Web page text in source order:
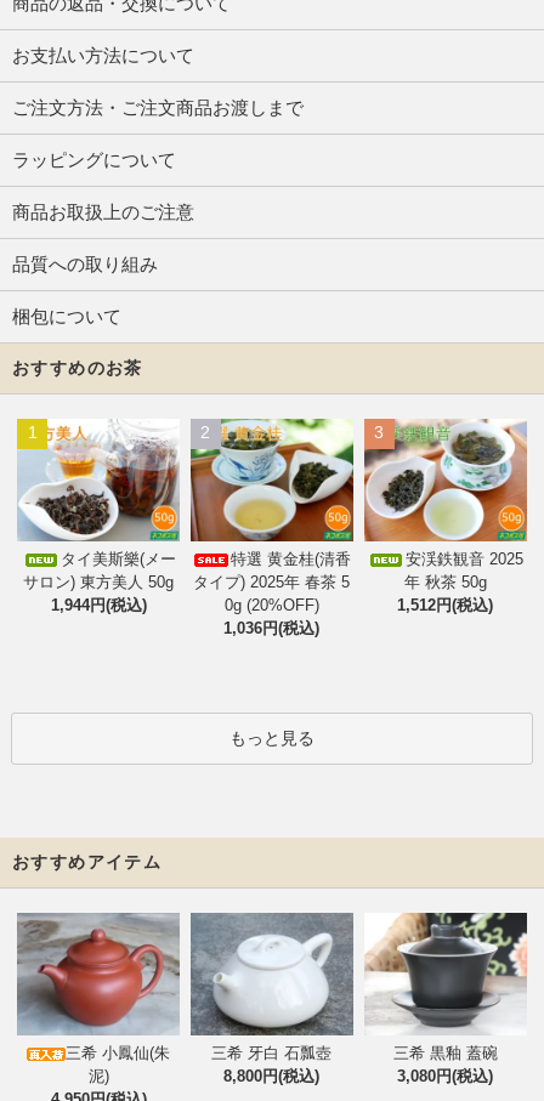
お支払い方法について
ご注文方法・ご注文商品お渡しまで
ラッピングについて
商品お取扱上のご注意
品質への取り組み
梱包について
おすすめのお茶
1
タイ美斯樂(メー
サロン) 東方美人 50g
1,944円(税込)
2
特選 黄金桂(清香
タイプ) 2025年 春茶 5
0g (20%OFF)
1,036円(税込)
3
安渓鉄観音 2025
年 秋茶 50g
1,512円(税込)
もっと見る
おすすめアイテム
三希 小鳳仙(朱
泥)
三希 牙白 石瓢壺
8,800円(税込)
三希 黒釉 蓋碗
3,080円(税込)